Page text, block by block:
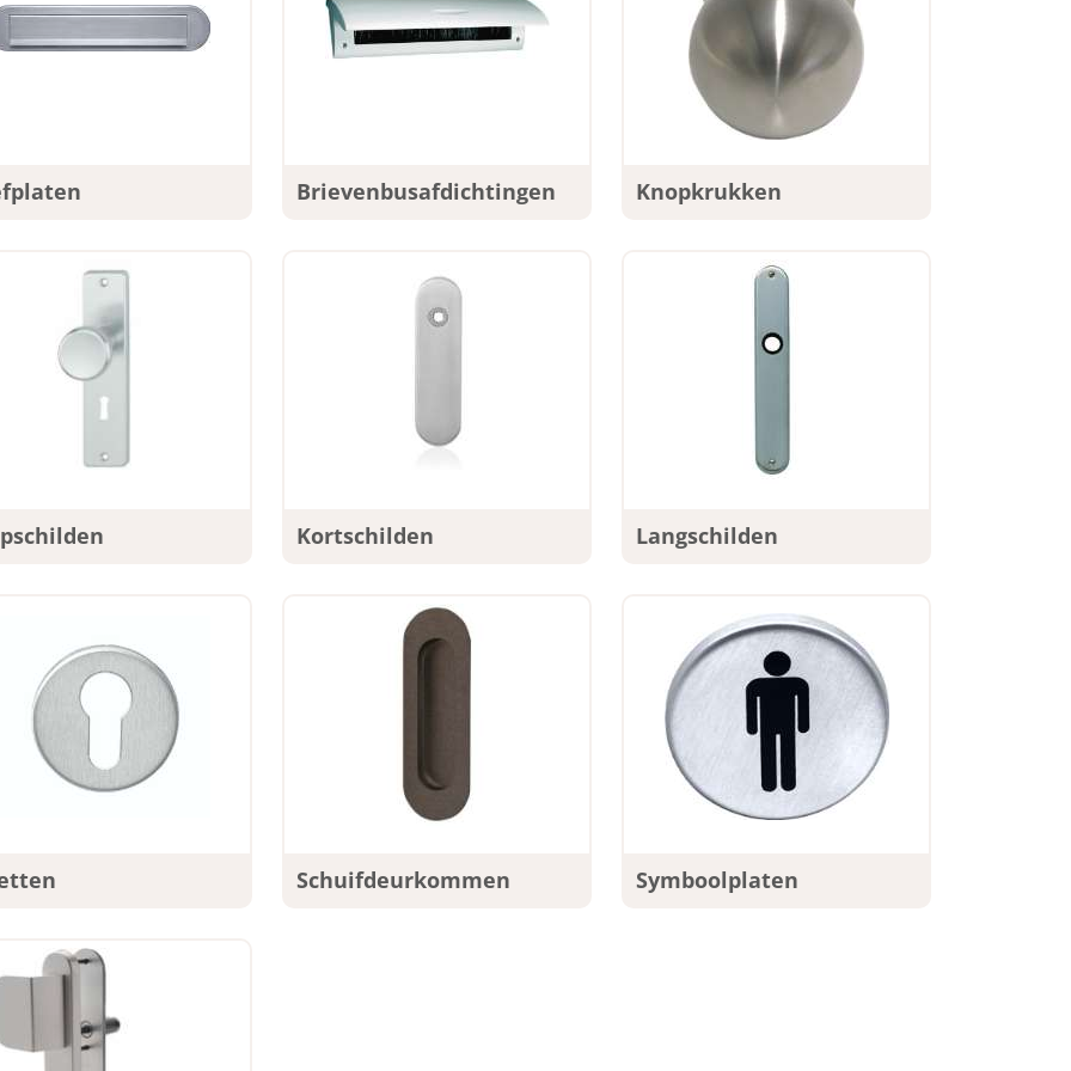
Brievenbusafdichtingen Knopkrukken
Kortschilden Langschilden
Schuifdeurkommen Symboolplaten